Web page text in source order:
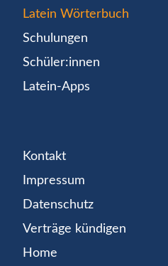
Latein Wörterbuch
Schulungen
Schüler:innen
Latein-Apps
Kontakt
Impressum
Datenschutz
Verträge kündigen
Home